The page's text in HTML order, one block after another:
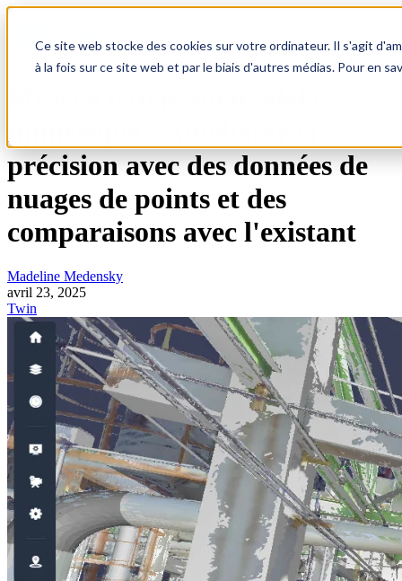
Ce site web stocke des cookies sur votre ordinateur. Il s'agit
à la fois sur ce site web et par le biais d'autres médias. Pour en
numérique : Améliorer la
précision avec des données de
nuages de points et des
comparaisons avec l'existant
Madeline Medensky
avril 23, 2025
Twin